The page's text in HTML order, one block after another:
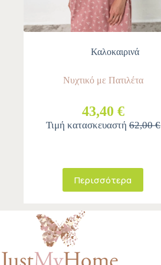
Καλοκαιρινά
Νυχτικό με Πατιλέτα
43,40 €
Τιμή κατασκευαστή 62,00 €
Περισσότερα